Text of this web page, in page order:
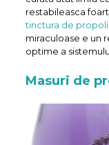
restabileasca
tinctura de
miraculoase e un
optime a
Masuri de